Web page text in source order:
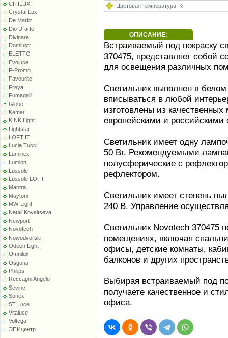
CITILUX
Crystal Lux
De Markt
Dio D`arte
Divinare
Domlustr
ELETTO
Evoluce
F-Promo
Favourite
Freya
Fumagalli
Globo
Kemar
KINK Light
Lightstar
LOFT IT
Lucia Tucci
Luminex
Lumion
Lussole
Lussole LOFT
Mantra
Maytoni
MW-Light
Natali Kovaltseva
Newport
Novotech
Nowodvorski
Odeon Light
Omnilux
Osgona
Philips
Reccagni Angelo
Sevinc
Sonex
ST Luce
Vitaluce
Voltega
ЭПИцентр
Цветовая температура, K
ОПИСАНИЕ:
Встраиваемый под покраску
370475, представляет собой
для освещения различных
Светильник выполнен в
вписываться в любой
изготовлены из
европейскими и российскими
Светильник имеет одну
50 Вт. Рекомендуемыми
полусферические с
рефлектором.
Светильник имеет степень
240 В. Управление
Светильник Novotech 370475
помещениях, включая
офисы, детские комнаты,
балконов и других
Выбирая встраиваемый под
получаете качественное и
офиса.